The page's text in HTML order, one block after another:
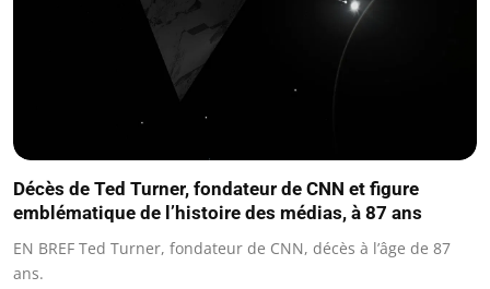
Décès de Ted Turner, fondateur de CNN et figure
emblématique de l’histoire des médias, à 87 ans
EN BREF Ted Turner, fondateur de CNN, décès à l’âge de 87
ans.